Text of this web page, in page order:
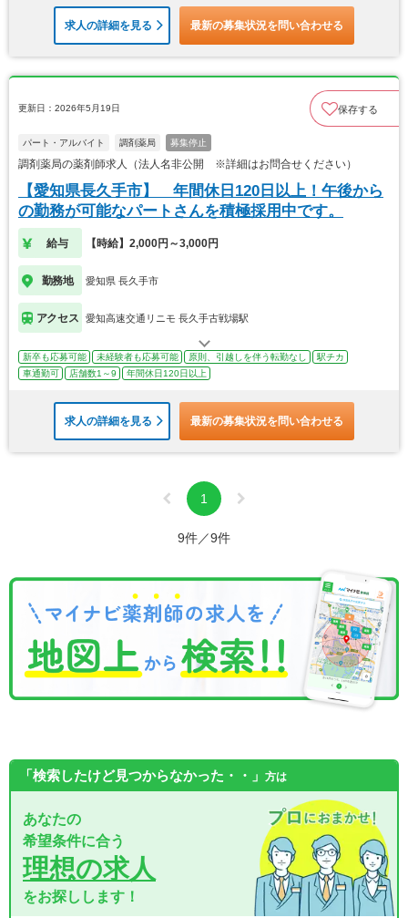
求人の詳細を見る 最新の募集状況を問い合わせる
更新日：2026年5月19日 保存する
パート・アルバイト 調剤薬局 募集停止
調剤薬局の薬剤師求人（法人名非公開 ※詳細はお問合せください）
【愛知県長久手市】 年間休日120日以上！午後から
の勤務が可能なパートさんを積極採用中です。
給与 【時給】2,000円～3,000円
勤務地 愛知県 長久手市
アクセス 愛知高速交通リニモ 長久手古戦場駅
新卒も応募可能 未経験者も応募可能 原則、引越しを伴う転勤なし
駅チカ
車通勤可
店舗数1～9 年間休日120日以上
求人の詳細を見る 最新の募集状況を問い合わせる
1
9件／9件
「検索したけど見つからなかった・・」 方は
あなたの
希望条件に合う
理想の求人
をお探しします！